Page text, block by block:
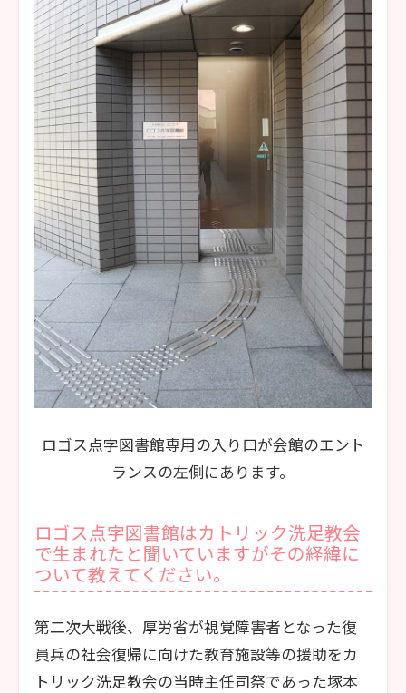
ロゴス点字図書館専用の入り口が会館のエント
ランスの左側にあります。
ロゴス点字図書館はカトリック洗足教会
で生まれたと聞いていますがその経緯に
ついて教えてください。
第二次大戦後、厚労省が視覚障害者となった復
員兵の社会復帰に向けた教育施設等の援助をカ
トリック洗足教会の当時主任司祭であった塚本